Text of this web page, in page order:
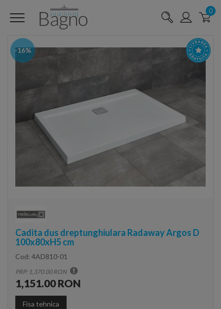
0
-16%
Cadita dus dreptunghiulara Radaway Argos D
100x80xH5 cm
Cod: 4AD810-01
PRP: 1,370.00 RON
1,151.00 RON
Fisa tehnica